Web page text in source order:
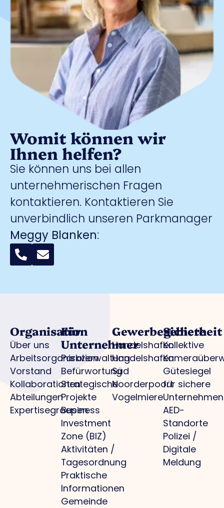
Womit können wir
Ihnen helfen?
Sie können uns bei allen
unternehmerischen Fragen
kontaktieren. Kontaktieren Sie
unverbindlich unseren Parkmanager
Meggy Blanken:
Organisation
Über uns
Arbeitsorganisation
Vorstand
Kollaborationen
Abteilungen
Expertisegroepen
Für
Unternehmer
Parkverwaltung
Befürwortung
Strategische
Projekte
Business
Investment
Zone (BIZ)
Aktivitäten /
Tagesordnung
Praktische
Informationen
Gemeinde
Gewerbegebiete
Handelshafen
Handelshafen
Süd
Noorderpoort
Vogelmiere
Sicherheit
Kollektive
Gütesiegel
für sichere
Unternehmen
AED-
Standorte
Polizei /
Digitale
Meldung